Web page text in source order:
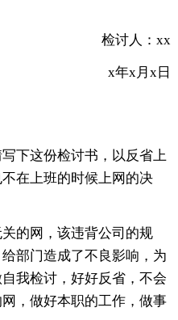
检讨人：xx
x年x月x日
下这份检讨书，以反省上
在上班的时候上网的决
的网，该违背公司的规
部门造成了不良影响，为
我检讨，好好反省，不会
，做好本职的工作，做事